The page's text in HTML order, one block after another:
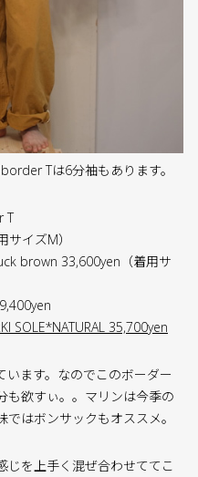
Tは6分袖もあります。
T
イズM）
brown 33,600yen（着用サ
SOLE*NATURAL 35,700yen
ます。なのでこのボーダー
も欲すぃ。。マリンは今季の
はボンサックもオススメ。
を上手く混ぜ合わせててこ